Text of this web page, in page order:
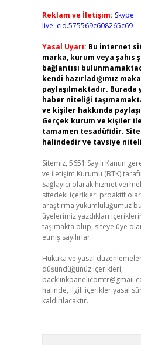
Reklam ve İletişim: Skype:
live:.cid.575569c608265c69
Yasal Uyarı: Bu internet
marka, kurum veya
bağlantısı
kendi hazırladığımız
paylaşılmaktadır.
haber niteliği
ve kişiler hakkında
Gerçek kurum ve kişiler
tamamen tesadüfidir.
halindedir ve tavsiye
Sitemiz, 5651 Sayılı Kanun
ve İletişim Kurumu (BTK)
Sağlayıcı olarak hizmet
sitedeki içerikleri proaktif
araştırma yükümlülüğümüz
üyelerimiz yazdıkları
taşımakta olup, siteye üye
etmiş sayılırlar.
Hukuka ve yasal
düşündüğünüz içerikleri,
halinde, ilgili içerikler yasal
kaldırılacaktır.